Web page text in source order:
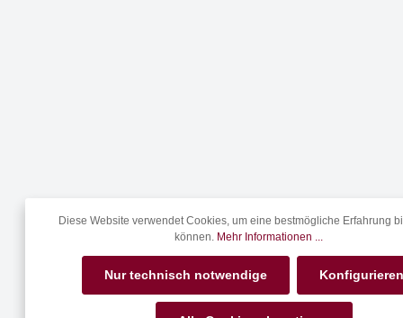
Diese Website verwendet Cookies, um eine bestmögliche Erfahrung
können. Mehr Informationen ...
Nur technisch notwendige Konfigurieren